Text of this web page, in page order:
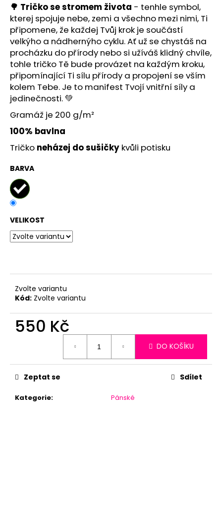
🌳 Tričko se stromem života - tenhle symbol,
kterej spojuje nebe, zemi a všechno mezi nimi, Ti
připomene, že každej Tvůj krok je součástí
velkýho a nádhernýho cyklu. Ať už se chystáš na
procházku do přírody nebo si užíváš klidný chvíle,
tohle tričko Tě bude provázet na každým kroku,
připomínající Ti sílu přírody a propojení se vším
kolem Tebe. Je to manifest Tvojí vnitřní síly a
jedinečnosti. 💚
Gramáž je 200 g/m²
100% bavlna
Tričko neházej do sušičky kvůli potisku
BARVA
VELIKOST
Zvolte variantu
Kód: Zvolte variantu
550 Kč
DO KOŠÍKU
Kategorie: Pánské
Zeptat se Sdílet
D
o
p
o
r
u
č
u
j
e
m
e